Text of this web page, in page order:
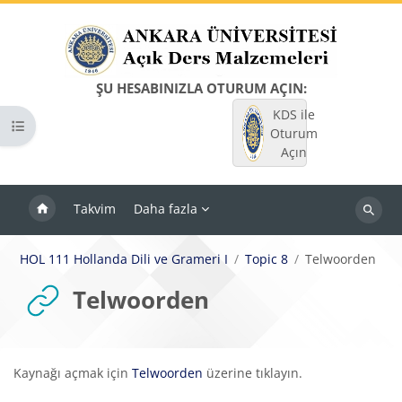
ŞU HESABINIZLA OTURUM AÇIN:
KDS ile
Oturum
Açın
Takvim Daha fazla
Dersleri
Kurs dizinini aç
HOL 111 Hollanda Dili ve Grameri I Topic 8 Telwoorden
Telwoorden
Tamamlama Gereklilikleri
Kaynağı açmak için Telwoorden üzerine tıklayın.